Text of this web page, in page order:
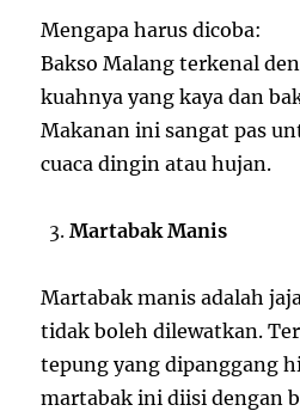
Mengapa harus dicoba:
Bakso Malang terkenal
kuahnya yang kaya dan
Makanan ini sangat pas
cuaca dingin atau hujan.
Martabak Manis
Martabak manis adalah
tidak boleh dilewatkan.
tepung yang dipanggang
martabak ini diisi dengan